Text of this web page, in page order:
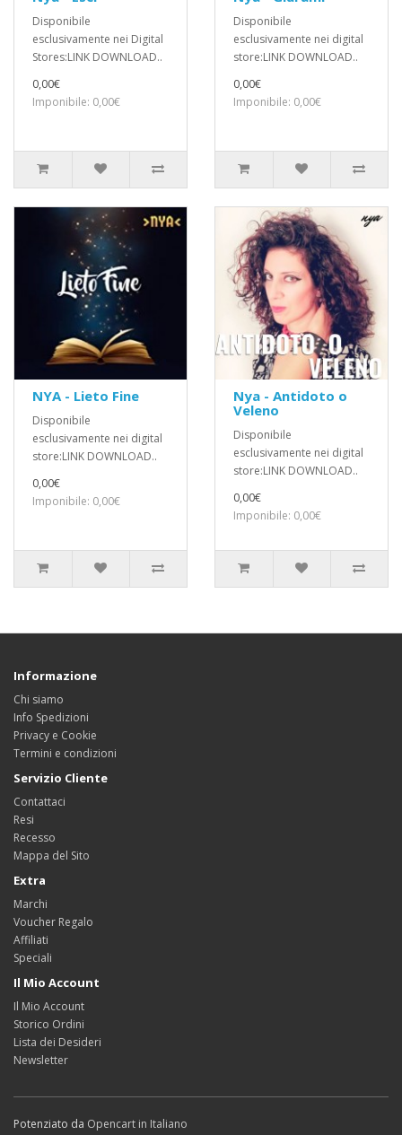
Disponibile
esclusivamente nei Digital
Stores:LINK DOWNLOAD..
0,00€
Imponibile: 0,00€
Disponibile
esclusivamente nei digital
store:LINK DOWNLOAD..
0,00€
Imponibile: 0,00€
NYA - Lieto Fine
Disponibile
esclusivamente nei digital
store:LINK DOWNLOAD..
0,00€
Imponibile: 0,00€
Nya - Antidoto o
Veleno
Disponibile
esclusivamente nei digital
store:LINK DOWNLOAD..
0,00€
Imponibile: 0,00€
Informazione
Chi siamo
Info Spedizioni
Privacy e Cookie
Termini e condizioni
Servizio Cliente
Contattaci
Resi
Recesso
Mappa del Sito
Extra
Marchi
Voucher Regalo
Affiliati
Speciali
Il Mio Account
Il Mio Account
Storico Ordini
Lista dei Desideri
Newsletter
Potenziato da Opencart in Italiano